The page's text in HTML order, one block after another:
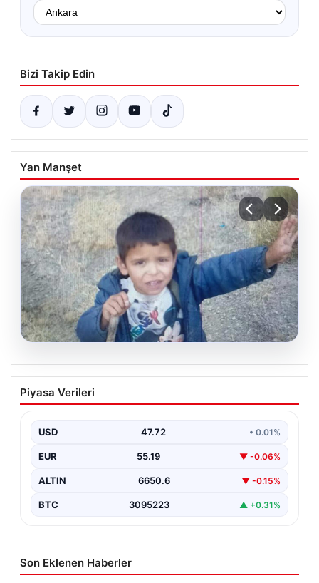
Bizi Takip Edin
Yan Manşet
08.08.2026
İki Filmi Meçhul Dosyada Çarpıcı
Gelişmeler: Yunus Emre ve Damlanur’un
yüzüne Çıkıyor
Adalet Bakanlığı bünyesinde faaliyet gösteren faili
meçhul suçları araştırma departmanı, uzun süredir
çözülemeyen iki…
Piyasa Verileri
USD 47.72 • 0.01%
EUR 55.19 ▼ -0.06%
ALTIN 6650.6 ▼ -0.15%
BTC 3095223 ▲ +0.31%
Son Eklenen Haberler